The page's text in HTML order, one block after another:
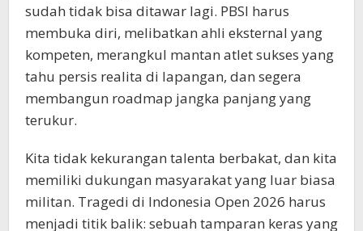
sudah tidak bisa ditawar lagi. PBSI harus
membuka diri, melibatkan ahli eksternal yang
kompeten, merangkul mantan atlet sukses yang
tahu persis realita di lapangan, dan segera
membangun roadmap jangka panjang yang
terukur.
​Kita tidak kekurangan talenta berbakat, dan kita
memiliki dukungan masyarakat yang luar biasa
militan. Tragedi di Indonesia Open 2026 harus
menjadi titik balik: sebuah tamparan keras yang